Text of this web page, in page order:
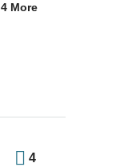
4 More
4